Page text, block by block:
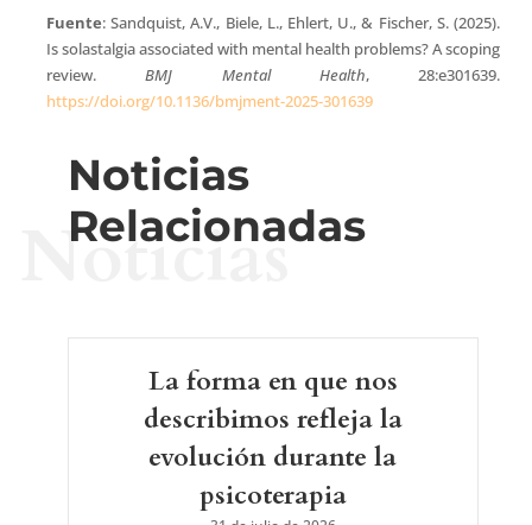
Fuente: Sandquist, A.V., Biele, L., Ehlert, U., & Fischer, S. (2025).
Is solastalgia associated with mental health problems? A scoping
review.BMJ Mental Health, 28:e301639.
https://doi.org/10.1136/bmjment-2025-301639
Noticias
Relacionadas
Noticias
La forma en que nos
describimos refleja la
evolución durante la
psicoterapia